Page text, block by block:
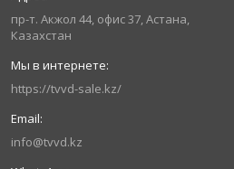
пр-т. Акжол 44, офис 37, Астана,
Казахстан
https://tvvd-sale.kz/
info@tvvd.kz